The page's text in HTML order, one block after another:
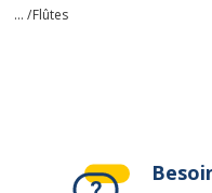
... /Flûtes